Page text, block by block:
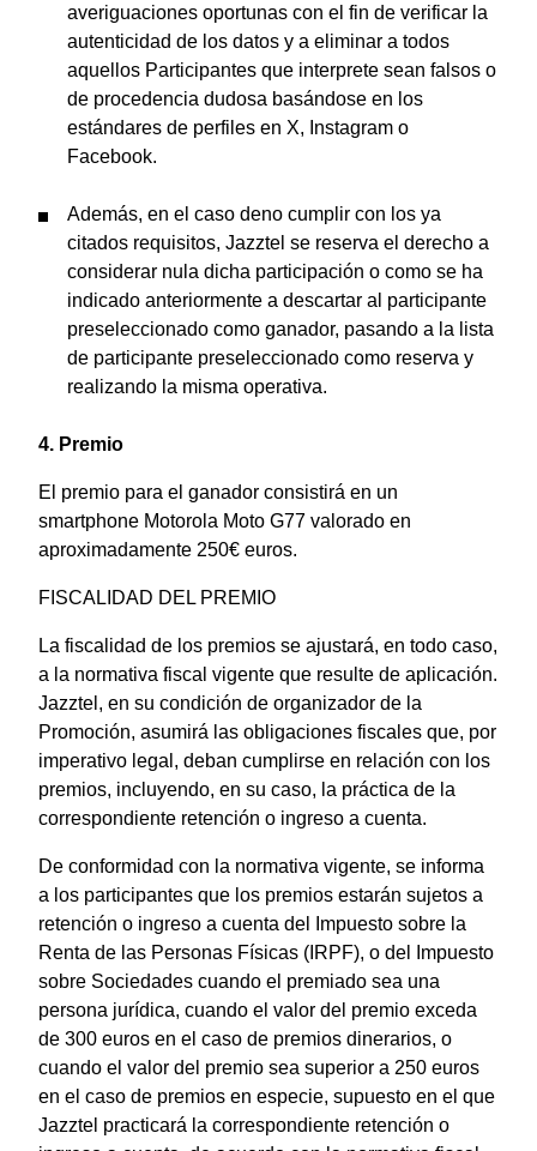
averiguaciones oportunas con el fin de verificar la
autenticidad de los datos y a eliminar a todos
aquellos Participantes que interprete sean falsos o
de procedencia dudosa basándose en los
estándares de perfiles en X, Instagram o
Facebook.
Además, en el caso deno cumplir con los ya
citados requisitos, Jazztel se reserva el derecho a
considerar nula dicha participación o como se ha
indicado anteriormente a descartar al participante
preseleccionado como ganador, pasando a la lista
de participante preseleccionado como reserva y
realizando la misma operativa.
4. Premio
El premio para el ganador consistirá en un
smartphone Motorola Moto G77 valorado en
aproximadamente 250€ euros.
FISCALIDAD DEL PREMIO
La fiscalidad de los premios se ajustará, en todo caso,
a la normativa fiscal vigente que resulte de aplicación.
Jazztel, en su condición de organizador de la
Promoción, asumirá las obligaciones fiscales que, por
imperativo legal, deban cumplirse en relación con los
premios, incluyendo, en su caso, la práctica de la
correspondiente retención o ingreso a cuenta.
De conformidad con la normativa vigente, se informa
a los participantes que los premios estarán sujetos a
retención o ingreso a cuenta del Impuesto sobre la
Renta de las Personas Físicas (IRPF), o del Impuesto
sobre Sociedades cuando el premiado sea una
persona jurídica, cuando el valor del premio exceda
de 300 euros en el caso de premios dinerarios, o
cuando el valor del premio sea superior a 250 euros
en el caso de premios en especie, supuesto en el que
Jazztel practicará la correspondiente retención o